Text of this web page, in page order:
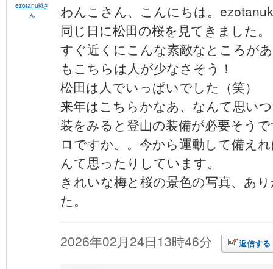
ezotanukiさ
ん
わんこさん、こんにちは。
同じ日に松田の桜を見てきました。
すぐ近くにこんな素敵なところが
もこちらは人が少なさそう！
松田は人でいっぱいでした（笑）
来年はこちらかなあ、なんて思い
装をみると登山の装備が必要そう
ロですか。。今から運動して備え
んて思ったりしています。
きれいな梅と桜の景色の写真、あ
た。
2026年02月24日13時46分 返信する